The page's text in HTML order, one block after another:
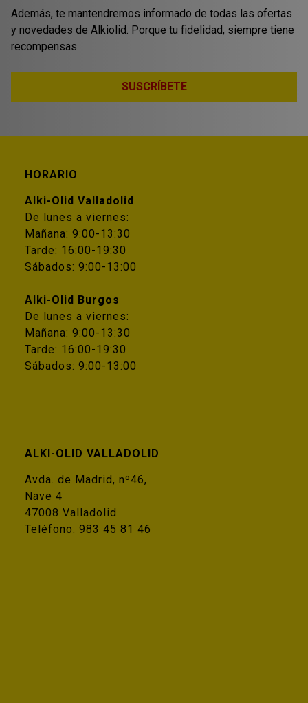
Además, te mantendremos informado de todas las ofertas
y novedades de Alkiolid. Porque tu fidelidad, siempre tiene
recompensas.
SUSCRÍBETE
HORARIO
Alki-Olid Valladolid
De lunes a viernes:
Mañana: 9:00-13:30
Tarde: 16:00-19:30
Sábados: 9:00-13:00
Alki-Olid Burgos
De lunes a viernes:
Mañana: 9:00-13:30
Tarde: 16:00-19:30
Sábados: 9:00-13:00
ALKI-OLID VALLADOLID
Avda. de Madrid, nº46,
Nave 4
47008 Valladolid
Teléfono: 983 45 81 46